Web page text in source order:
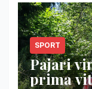
SPORT
Pajari
prima